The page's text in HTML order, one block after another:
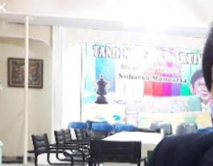
Masa Depan Gaza dan
Mengembalikan
Dukung Persiapan Haji 2027
Kemitraan
Jaga Roda Ekonomi